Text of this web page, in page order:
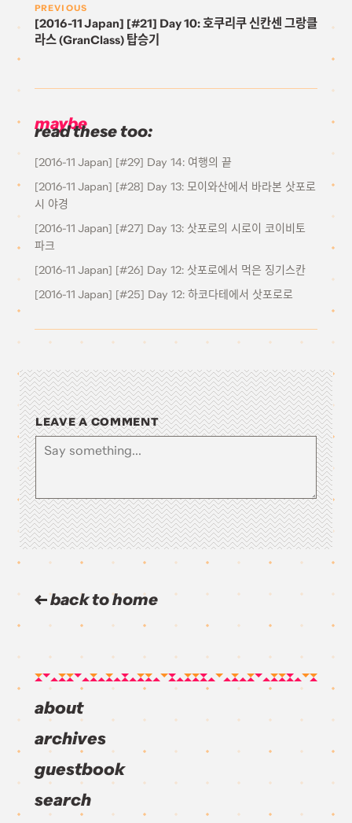
PREVIOUS
[2016-11 Japan] [#21] Day 10: 호쿠리쿠 신칸센 그랑클
라스 (GranClass) 탑승기
maybe
read these too:
[2016-11 Japan] [#29] Day 14: 여행의 끝
[2016-11 Japan] [#28] Day 13: 모이와산에서 바라본 삿포로
시 야경
[2016-11 Japan] [#27] Day 13: 삿포로의 시로이 코이비토
파크
[2016-11 Japan] [#26] Day 12: 삿포로에서 먹은 징기스칸
[2016-11 Japan] [#25] Day 12: 하코다테에서 삿포로로
LEAVE A COMMENT
back to home
about
archives
guestbook
search